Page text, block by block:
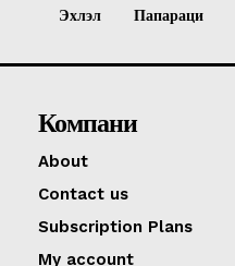
Эхлэл Папараци
Компани
About
Contact us
Subscription Plans
My account